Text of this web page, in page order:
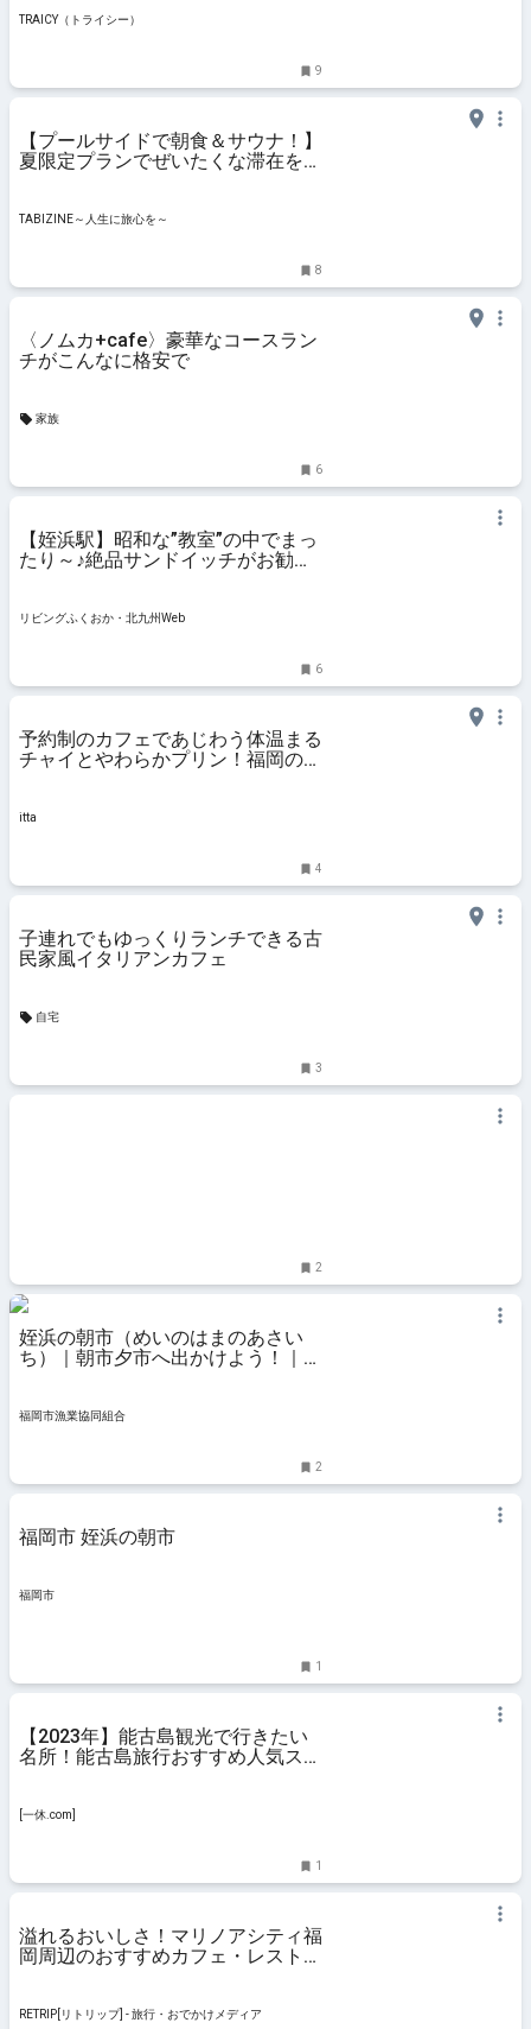
TRAICY（トライシー）
9
【プールサイドで朝食＆サウナ！】
夏限定プランでぜいたくな滞在を満
TABIZINE～人生に旅心を～
8
〈ノムカ+cafe〉豪華なコースラン
チがこんなに格安で
家族
6
【姪浜駅】昭和な”教室”の中でまっ
たり～♪絶品サンドイッチがお勧
リビングふくおか・北九州Web
6
予約制のカフェであじわう体温まる
チャイとやわらかプリン！福岡の人
itta
4
子連れでもゆっくりランチできる古
民家風イタリアンカフェ
自宅
3
2
姪浜の朝市（めいのはまのあさい
ち）｜朝市夕市へ出かけよう！｜福
福岡市漁業協同組合
2
福岡市 姪浜の朝市
福岡市
1
【2023年】能古島観光で行きたい
名所！能古島旅行おすすめ人気スポ
[一休.com]
1
溢れるおいしさ！マリノアシティ福
岡周辺のおすすめカフェ・レストラ
RETRIP[リトリップ] - 旅行・おでかけメディア